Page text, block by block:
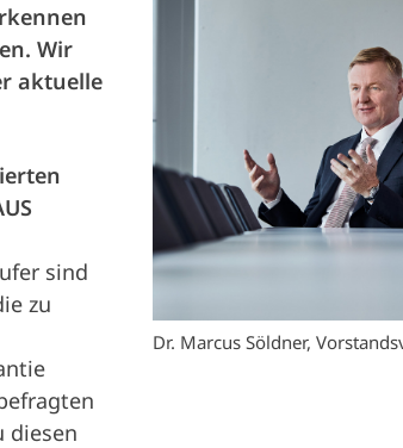
Wir
aktuelle
sind
zu
diesen
Dr. Marcus Söldner,